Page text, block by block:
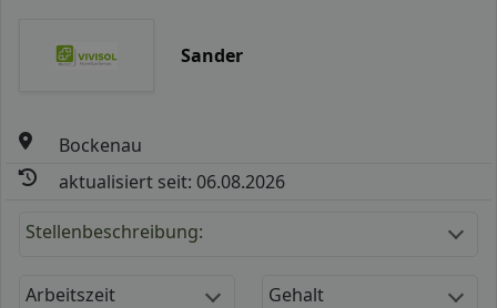
Sander
Bockenau
aktualisiert seit: 06.08.2026
Stellenbeschreibung:
Arbeitszeit Gehalt